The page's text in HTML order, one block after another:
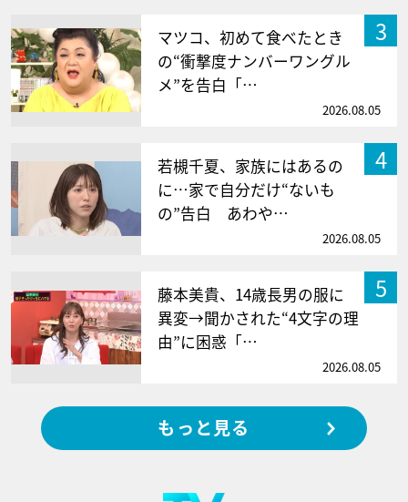
3
マツコ、初めて食べたとき
の“衝撃度ナンバーワングル
メ”を告白「…
2026.08.05
4
若槻千夏、家族にはあるの
に…家で自分だけ“ないも
の”告白 あわや…
2026.08.05
5
藤本美貴、14歳長男の服に
異変→聞かされた“4文字の理
由”に困惑「…
2026.08.05
もっと見る